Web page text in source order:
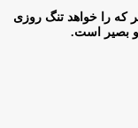
که را خواهد تنگ روزی
و بصیر است.